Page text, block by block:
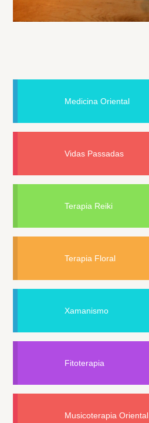
Medicina Oriental
Vidas Passadas
Terapia Reiki
Terapia Floral
Xamanismo
Fitoterapia
Musicoterapia Oriental